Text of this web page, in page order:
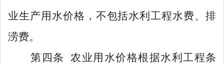
业生产用水价格，不包括水利工程水费、排
涝费。
第四条
农 业用水价格根据水利工程条